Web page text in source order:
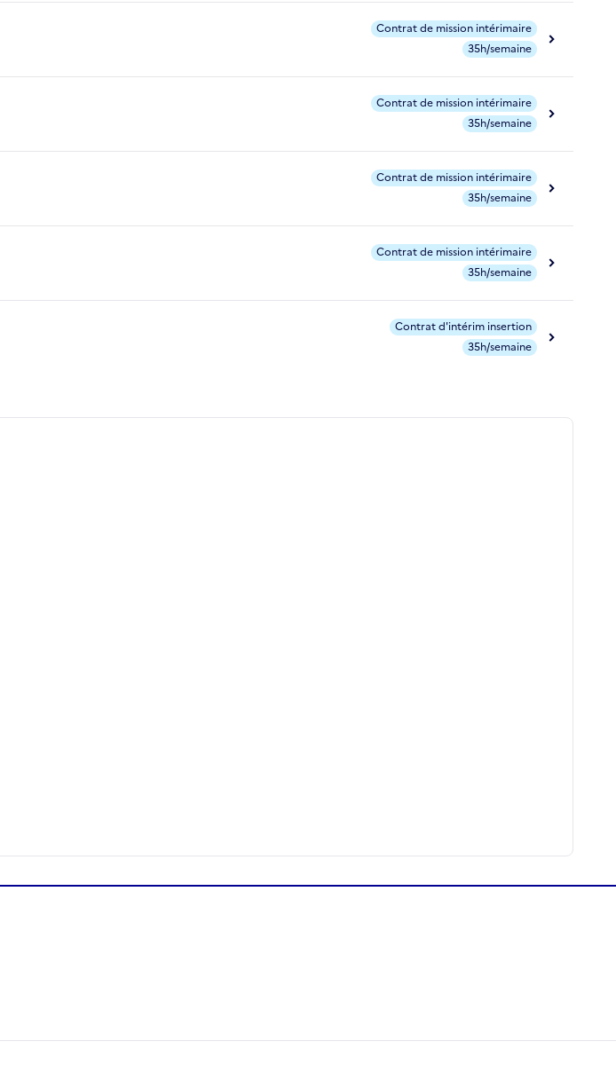
Contrat de mission intérimaire
35h/semaine
Contrat de mission intérimaire
35h/semaine
Contrat de mission intérimaire
35h/semaine
Contrat de mission intérimaire
35h/semaine
Contrat d'intérim insertion
35h/semaine